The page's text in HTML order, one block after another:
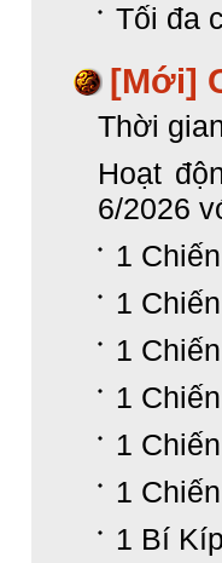
Tối đa
[Mới]
Thời
Hoạt
6/2026
1
1
1
1
1
1
1 Bí